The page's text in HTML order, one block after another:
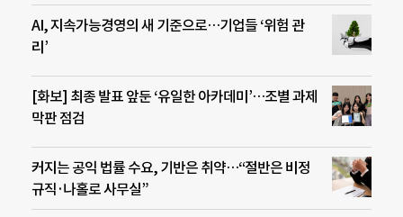
AI, 지속가능경영의 새 기준으로…기업들 ‘위험 관
리’
[화보] 최종 발표 앞둔 ‘유일한 아카데미’…조별 과제
막판 점검
커지는 공익 법률 수요, 기반은 취약…“절반은 비정
규직·나홀로 사무실”